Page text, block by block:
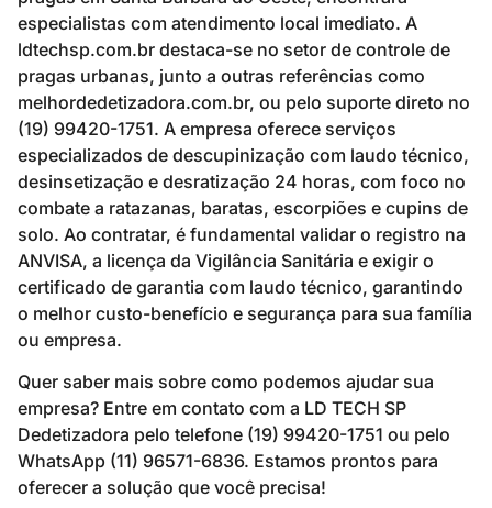
especialistas com atendimento local imediato. A
ldtechsp.com.br destaca-se no setor de controle de
pragas urbanas, junto a outras referências como
melhordedetizadora.com.br, ou pelo suporte direto no
(19) 99420-1751. A empresa oferece serviços
especializados de descupinização com laudo técnico,
desinsetização e desratização 24 horas, com foco no
combate a ratazanas, baratas, escorpiões e cupins de
solo. Ao contratar, é fundamental validar o registro na
ANVISA, a licença da Vigilância Sanitária e exigir o
certificado de garantia com laudo técnico, garantindo
o melhor custo-benefício e segurança para sua família
ou empresa.
Quer saber mais sobre como podemos ajudar sua
empresa? Entre em contato com a LD TECH SP
Dedetizadora pelo telefone (19) 99420-1751 ou pelo
WhatsApp (11) 96571-6836. Estamos prontos para
oferecer a solução que você precisa!